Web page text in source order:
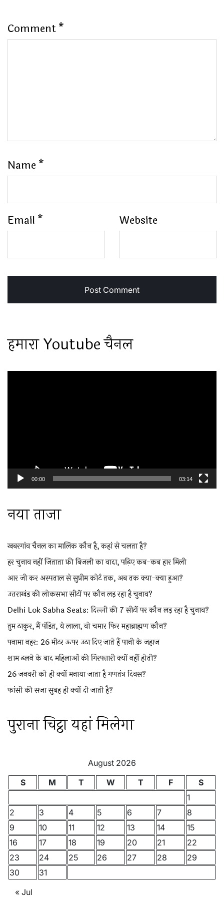
Comment*
Name *
Email * Website
हमारा Youtube चैनल
00:00 03:14
नया ताजा
खबरगांव चैनल का मालिक कौन है, कहां से चलता है?
हर चुनाव नहीं जिताता फ्री बिजली का वादा, पढ़िए कब-कब हार मिली
आर जी कर अस्पताल से सुप्रीम कोर्ट तक, अब तक क्या-क्या हुआ?
उत्तराखंड की लोकसभा सीटों पर कौन लड़ रहा है चुनाव?
Delhi Lok Sabha Seats: दिल्ली की 7 सीटों पर कौन लड़ रहा है चुनाव?
तुम ठाकुर, मैं पंडित, ये लाला, वो चमार फिर महाब्राह्मण कौन?
पनामा नहर: 26 मीटर ऊपर उठा दिए जाते हैं पानी के जहाज
शाम ढलने के बाद महिलाओं की गिरफ्तारी क्यों नहीं होती?
26 जनवरी को ही क्यों मनाया जाता है गणतंत्र दिवस?
फांसी की सजा सुबह ही क्यों दी जाती है?
पुराना चिट्ठा यहां मिलेगा
August 2026
S
M T W T F
S
1
2
3 4 5 6 7
8
9
10 11 12 13 14
15
16
17 18 19 20 21
22
23
24 25 26 27 28
29
30
31
« Jul